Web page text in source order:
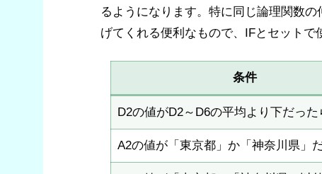
るようになります。特に同じ論理関数
げてくれる便利なもので、IFとセットで
条件
D2の値がD2～D6の平均より下だった
A2の値が「東京都」か「神奈川県」